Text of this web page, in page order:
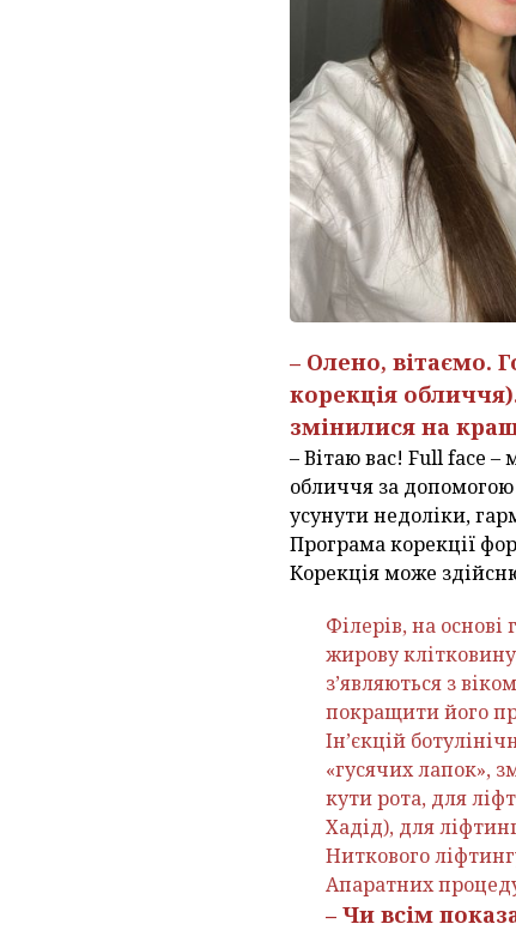
– Олено, вітаємо.
корекція
змінилися на
– Вітаю вас! Full face
обличчя за
усунути недоліки,
Програма корекції
Корекція може
Філерів, на
жирову
з’являються з
покращити його
Ін’єкцій
«гусячих лапок»,
кути рота, для
Хадід), для
Ниткового
Апаратних
– Чи всім